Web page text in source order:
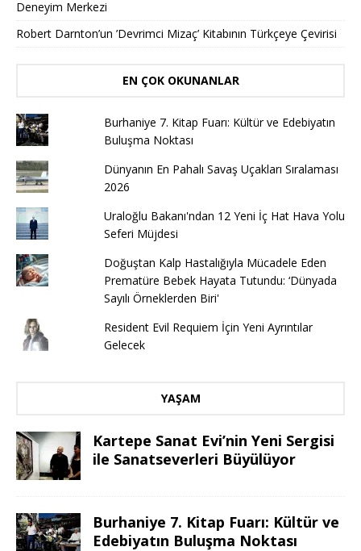
Deneyim Merkezi
Robert Darnton’un ’Devrimci Mizaç’ Kitabının Türkçeye Çevirisi
EN ÇOK OKUNANLAR
Burhaniye 7. Kitap Fuarı: Kültür ve Edebiyatın
Buluşma Noktası
Dünyanın En Pahalı Savaş Uçakları Sıralaması
2026
Uraloğlu Bakanı'ndan 12 Yeni İç Hat Hava Yolu
Seferi Müjdesi
Doğuştan Kalp Hastalığıyla Mücadele Eden
Prematüre Bebek Hayata Tutundu: ‘Dünyada
Sayılı Örneklerden Biri'
Resident Evil Requiem İçin Yeni Ayrıntılar
Gelecek
YAŞAM
Kartepe Sanat Evi’nin Yeni Sergisi
ile Sanatseverleri Büyülüyor
Burhaniye 7. Kitap Fuarı: Kültür ve
Edebiyatın Buluşma Noktası